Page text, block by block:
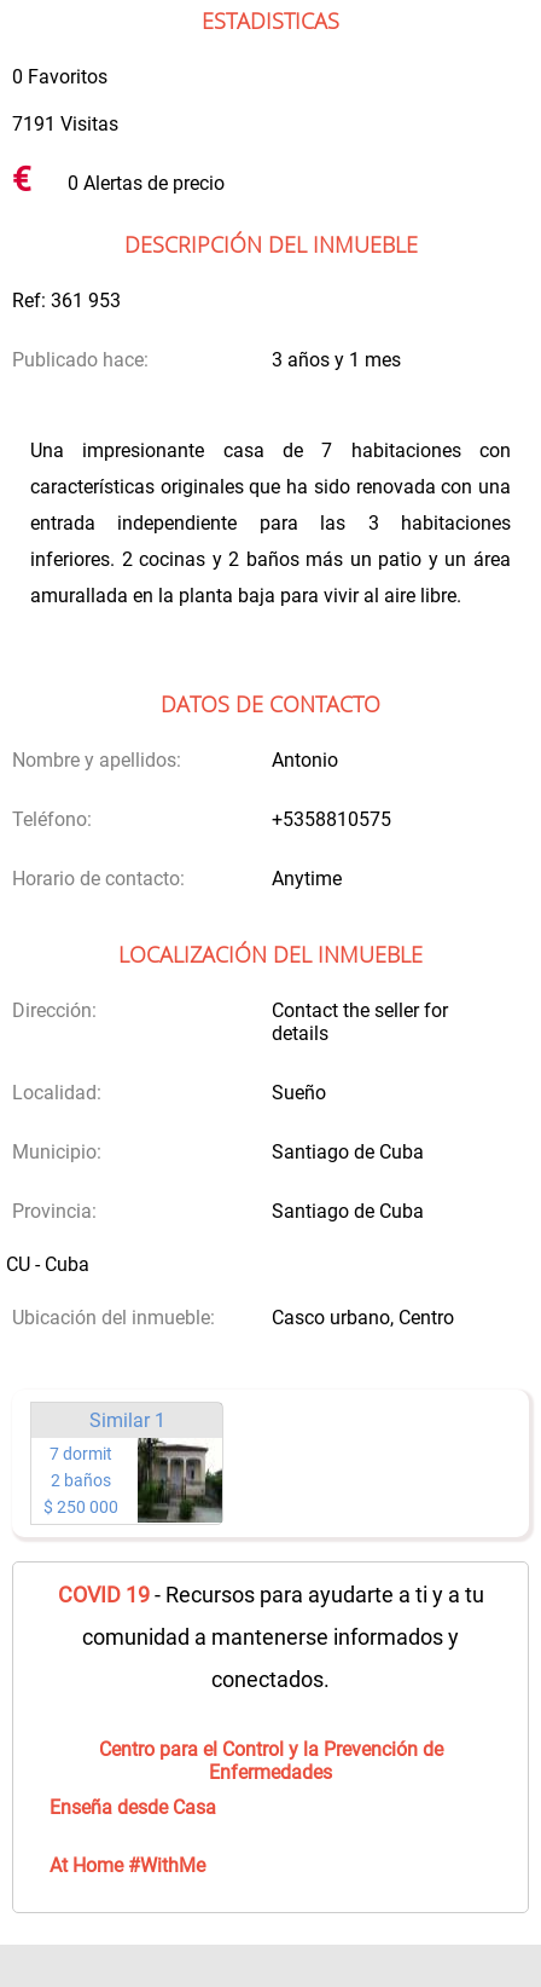
ESTADISTICAS
0 Favoritos
7191 Visitas
€ 0 Alertas de precio
DESCRIPCIÓN DEL INMUEBLE
Ref: 361 953
Publicado hace: 3 años y 1 mes
Una impresionante casa de 7 habitaciones con
características originales que ha sido renovada con una
entrada independiente para las 3 habitaciones
inferiores. 2 cocinas y 2 baños más un patio y un área
amurallada en la planta baja para vivir al aire libre.
DATOS DE CONTACTO
Nombre y apellidos: Antonio
Teléfono: +5358810575
Horario de contacto: Anytime
LOCALIZACIÓN DEL INMUEBLE
Dirección:
Contact the seller for
details
Localidad: Sueño
Municipio: Santiago de Cuba
Provincia: Santiago de Cuba
CU - Cuba
Ubicación del inmueble: Casco urbano, Centro
Similar 1
7 dormit
2 baños
$ 250 000
COVID 19- Recursos para ayudarte a ti y a tu
comunidad a mantenerse informados y
conectados.
Centro para el Control y la Prevención de
Enfermedades
Enseña desde Casa
At Home #WithMe